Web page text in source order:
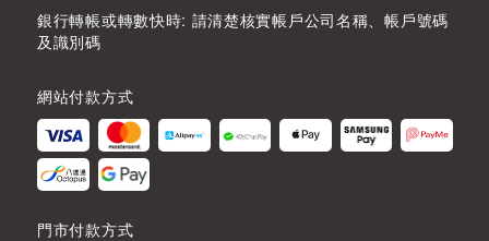
銀行轉帳或轉數快時: 請清楚核實帳戶公司名稱、帳戶號碼
及識別碼
網站付款方式
門市付款方式